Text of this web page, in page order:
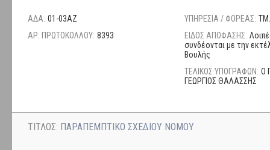
ΑΔΑ: 01-03ΑΖ
ΑΡ. ΠΡΩΤΟΚΟΛΛΟΥ: 8393
ΥΠΗΡΕΣΙΑ / ΦΟΡΕΑΣ:
ΕΙΔΟΣ ΑΠΟΦΑΣΗΣ:
συνδέονται με την
Βουλής
ΤΕΛΙΚΟΣ ΥΠΟΓΡΑΦΩΝ: Ο
ΓΕΩΡΓΙΟΣ ΘΑΛΑΣΣΗΣ
ΤΙΤΛΟΣ: ΠΑΡΑΠΕΜΠΤΙΚΟ ΣΧΕΔΙΟΥ ΝΟΜΟΥ